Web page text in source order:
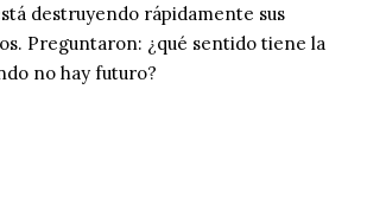
destruyendo rápidamente sus
Preguntaron: ¿qué sentido tiene la
no hay futuro?